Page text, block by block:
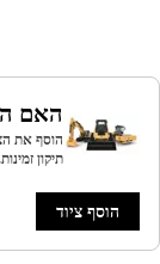
האם
הוסף את
תיקון זמינות.
הוסף ציוד